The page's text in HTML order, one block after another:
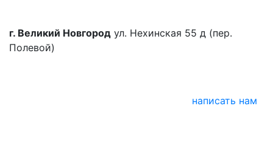
г. Великий Новгород ул. Нехинская 55 д (пер.
Полевой)
написать нам